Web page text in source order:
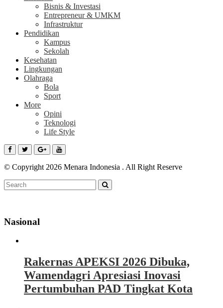
Bisnis & Investasi
Entrepreneur & UMKM
Infrastruktur
Pendidikan
Kampus
Sekolah
Kesehatan
Lingkungan
Olahraga
Bola
Sport
More
Opini
Teknologi
Life Style
© Copyright 2026 Menara Indonesia . All Right Reserve
Nasional
Rakernas APEKSI 2026 Dibuka,
Wamendagri Apresiasi Inovasi
Pertumbuhan PAD Tingkat Kota